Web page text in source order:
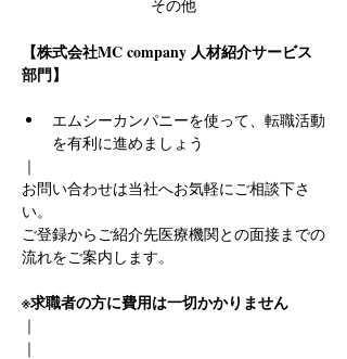
その他
【株式会社MC company 人材紹介サービス
部門】
エムシーカンパニーを使って、転職活動
を有利に進めましょう
｜
お問い合わせは当社へお気軽にご相談下さ
い。
ご登録からご紹介先医療機関との面接までの
流れをご案内します。
※求職者の方に費用は一切かかりません
｜
｜